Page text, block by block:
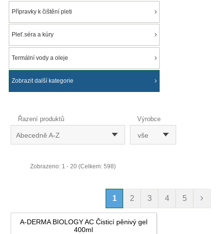
Přípravky k čištění pleti
Pleť.séra a kúry
Termální vody a oleje
Zobrazit další kategorie
Řazení produktů
Abecedně A-Z
Výrobce
vše
Zobrazeno: 1 - 20 (Celkem: 598)
1 2 3 4 5
A-DERMA BIOLOGY AC Čisticí pěnivý gel
400ml